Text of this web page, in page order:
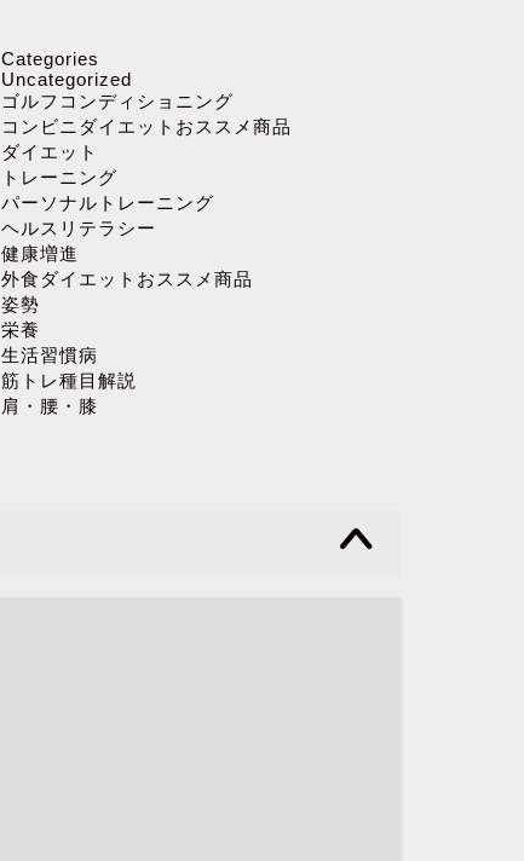
Categories
Uncategorized
ゴルフコンディショニング
コンビニダイエットおススメ商品
ダイエット
トレーニング
パーソナルトレーニング
ヘルスリテラシー
健康増進
外食ダイエットおススメ商品
姿勢
栄養
生活習慣病
筋トレ種目解説
肩・腰・膝